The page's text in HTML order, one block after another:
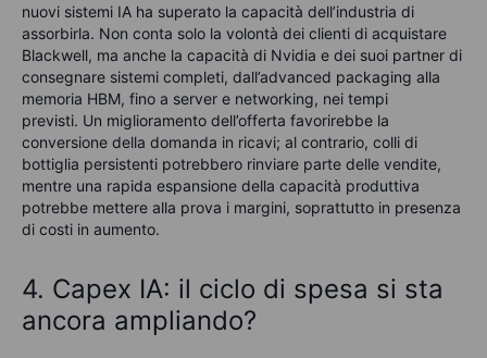
nuovi sistemi IA ha superato la capacità dell’industria di
assorbirla. Non conta solo la volontà dei clienti di acquistare
Blackwell, ma anche la capacità di Nvidia e dei suoi partner di
consegnare sistemi completi, dall’advanced packaging alla
memoria HBM, fino a server e networking, nei tempi
previsti. Un miglioramento dell’offerta favorirebbe la
conversione della domanda in ricavi; al contrario, colli di
bottiglia persistenti potrebbero rinviare parte delle vendite,
mentre una rapida espansione della capacità produttiva
potrebbe mettere alla prova i margini, soprattutto in presenza
di costi in aumento.
4. Capex IA: il ciclo di spesa si sta
ancora ampliando?